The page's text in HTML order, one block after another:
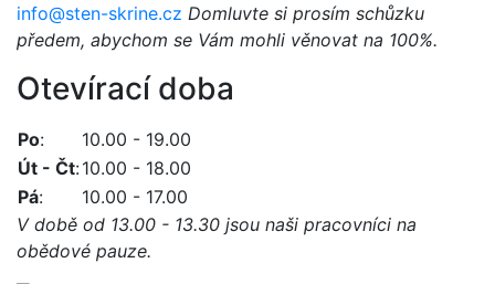
info@sten-skrine.cz Domluvte si prosím schůzku
předem, abychom se Vám mohli věnovat na 100%.
Otevírací doba
Po:
10.00 - 19.00
Út - Čt:10.00 - 18.00
Pá:
10.00 - 17.00
V době od 13.00 - 13.30 jsou naši pracovníci na
obědové pauze.